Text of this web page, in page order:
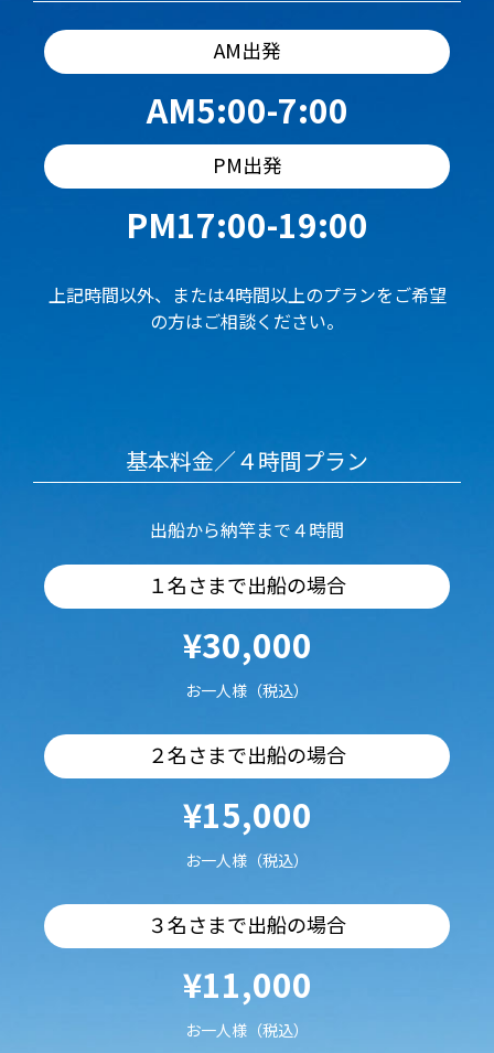
AM出発
AM5:00-7:00
PM出発
PM17:00-19:00
上記時間以外、または4時間以上のプランをご希望
の方はご相談ください。
基本料金／４時間プラン
出船から納竿まで４時間
１名さまで出船の場合
¥30,000
お一人様（税込）
２名さまで出船の場合
¥15,000
お一人様（税込）
３名さまで出船の場合
¥11,000
お一人様（税込）